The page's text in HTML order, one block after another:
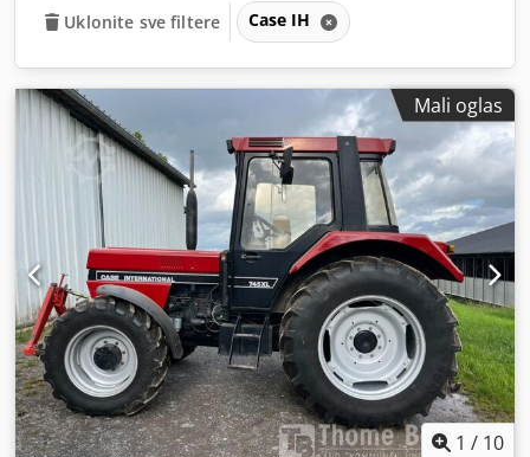
Uklonite sve filtere Case IH
Mali oglas
1 / 10